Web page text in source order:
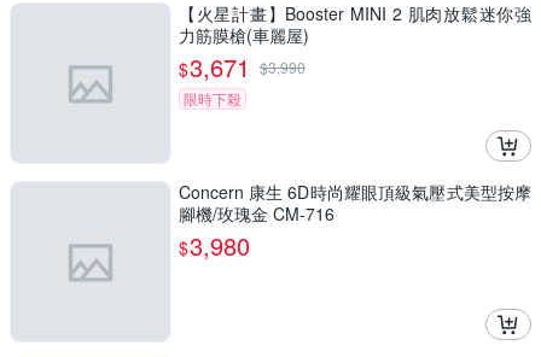
【火星計畫】Booster MINI 2 肌肉放鬆迷你強
力筋膜槍(車麗屋)
$3,671 $3,990
限時下殺
Concern 康生 6D時尚耀眼頂級氣壓式美型按摩
腳機/玫瑰金 CM-716
$3,980